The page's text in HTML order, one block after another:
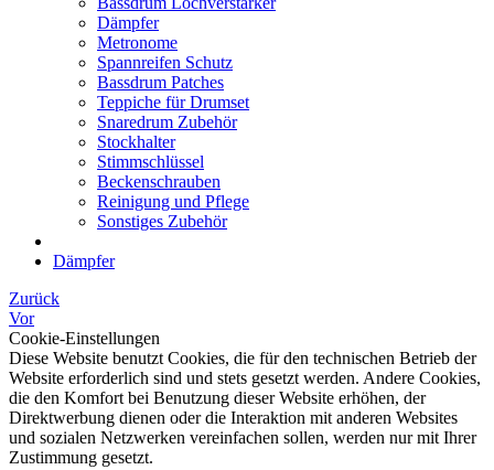
Dämpfer
Metronome
Spannreifen Schutz
Bassdrum Patches
Teppiche für Drumset
Snaredrum Zubehör
Stockhalter
Stimmschlüssel
Beckenschrauben
Reinigung und Pflege
Sonstiges Zubehör
Dämpfer
Zurück
Vor
Cookie-Einstellungen
Diese Website benutzt Cookies, die für den technischen Betrieb der
Website erforderlich sind und stets gesetzt werden. Andere Cookies,
die den Komfort bei Benutzung dieser Website erhöhen, der
Direktwerbung dienen oder die Interaktion mit anderen Websites
und sozialen Netzwerken vereinfachen sollen, werden nur mit Ihrer
Zustimmung gesetzt.